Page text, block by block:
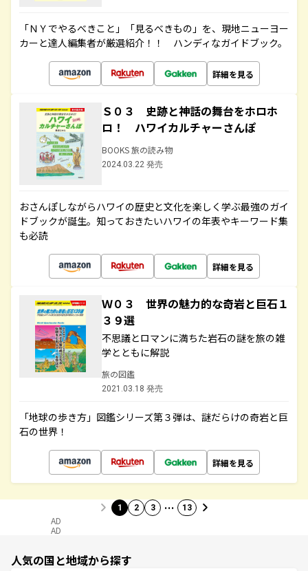
「ＮＹでやるべきこと」「見るべきもの」を、現地ニューヨー
カーと達人編集者が厳選紹介！！ ハンディなガイドブック。
詳細を見る
Ｓ０３ 史跡と神話の舞台をホロホ
ロ！ ハワイカルチャーさんぽ
BOOKS 旅の読み物
2024.03.22 発売
おさんぽしながらハワイの歴史と文化を楽しく学ぶ最強のガイ
ドブックが誕生。知っておきたいハワイの年表やキーワード集
も必読
詳細を見る
Ｗ０３ 世界の魅力的な奇岩と巨石１
３９選
不思議とロマンに満ちた岩石の謎を旅の雑
学とともに解説
旅の図鑑
2021.03.18 発売
「地球の歩き方」図鑑シリーズ第３弾は、謎だらけの奇岩と巨
石の世界！
詳細を見る
1 2 3 … 13
AD
AD
人気の国と地域から探す